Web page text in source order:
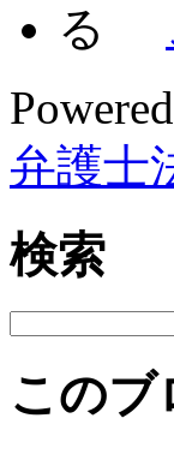
弁護士
検索
このブ